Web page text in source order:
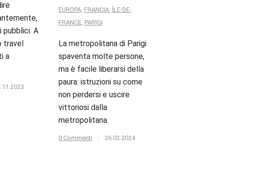
pubblici. A
travel
a
EUROPA, FRANCIA, ÎLE-DE-
FRANCE, PARIGI
La metropolitana di Parigi
spaventa molte persone,
ma è facile liberarsi della
paura: istruzioni su come
non perdersi e uscire
vittoriosi dalla
metropolitana.
0 Commenti / 26.02.2024